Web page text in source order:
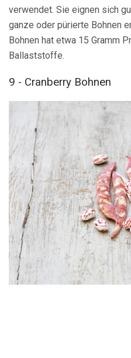
verwendet. Sie eignen sich
ganze oder pürierte Bohnen
Bohnen hat etwa 15 Gramm
Ballaststoffe.
9 - Cranberry Bohnen